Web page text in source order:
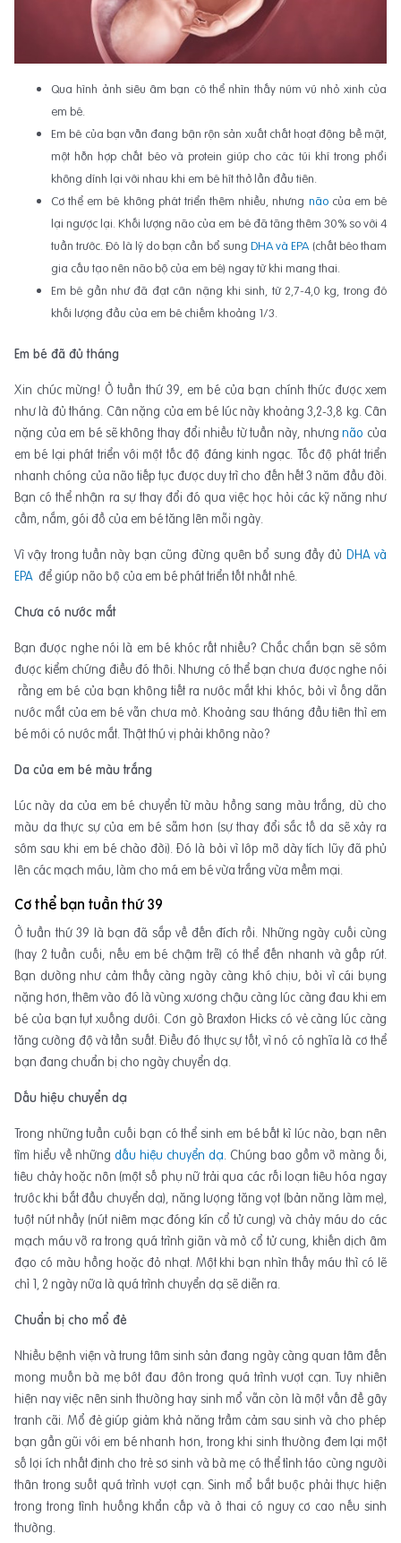
Qua hình ảnh siêu âm bạn có thể nhìn thấy núm vú nhỏ xinh của
em bé.
Em bé của bạn vẫn đang bận rộn sản xuất chất hoạt động bề mặt,
một hỗn hợp chất béo và protein giúp cho các túi khí trong phổi
không dính lại với nhau khi em bé hít thở lần đầu tiên.
Cơ thể em bé không phát triển thêm nhiều, nhưng nãocủa em bé
lại ngược lại. Khối lượng não của em bé đã tăng thêm 30% so với 4
tuần trước. Đó là lý do bạn cần bổ sungDHA và EPA (chất béo tham
gia cấu tạo nên não bộ của em bé) ngay từ khi mang thai.
Em bé gần như đã đạt cân nặng khi sinh, từ 2,7-4,0 kg, trong đó
khối lượng đầu của em bé chiếm khoảng 1/3.
Em bé đã đủ tháng
Xin chúc mừng! Ở tuần thứ 39, em bé của bạn chính thức được xem
như là đủ tháng. Cân nặng của em bé lúc này khoảng 3,2-3,8 kg. Cân
nặng của em bé sẽ không thay đổi nhiều từ tuần này, nhưngnão của
em bé lại phát triển với một tốc độ đáng kinh ngạc. Tốc độ phát triển
nhanh chóng của não tiếp tục được duy trì cho đến hết 3 năm đầu đời.
Bạn có thể nhận ra sự thay đổi đó qua việc học hỏi các kỹ năng như
cầm, nắm, gói đồ của em bé tăng lên mỗi ngày.
Vì vậy trong tuần này bạn cũng đừng quên bổ sung đầy đủ DHA và
EPA để giúp não bộ của em bé phát triển tốt nhất nhé.
Chưa có nước mắt
Bạn được nghe nói là em bé khóc rất nhiều? Chắc chắn bạn sẽ sớm
được kiểm chứng điều đó thôi. Nhưng có thể bạn chưa được nghe nói
rằng em bé của bạn không tiết ra nước mắt khi khóc, bởi vì ống dẫn
nước mắt của em bé vẫn chưa mở. Khoảng sau tháng đầu tiên thì em
bé mới có nước mắt. Thật thú vị phải không nào?
Da của em bé màu trắng
Lúc này da của em bé chuyển từ màu hồng sang màu trắng, dù cho
màu da thực sự của em bé sẫm hơn (sự thay đổi sắc tố da sẽ xảy ra
sớm sau khi em bé chào đời). Đó là bởi vì lớp mỡ dày tích lũy đã phủ
lên các mạch máu, làm cho má em bé vừa trắng vừa mềm mại.
Cơ thể bạn tuần thứ 39
Ở tuần thứ 39 là bạn đã sắp về đến đích rồi. Những ngày cuối cùng
(hay 2 tuần cuối, nếu em bé chậm trễ) có thể đến nhanh và gấp rút.
Bạn dường như cảm thấy càng ngày càng khó chịu, bởi vì cái bụng
nặng hơn, thêm vào đó là vùng xương chậu càng lúc càng đau khi em
bé của bạn tụt xuống dưới. Cơn gò Braxton Hicks có vẻ càng lúc càng
tăng cường độ và tần suất. Điều đó thực sự tốt, vì nó có nghĩa là cơ thể
bạn đang chuẩn bị cho ngày chuyển dạ.
Dấu hiệu chuyển dạ
Trong những tuần cuối bạn có thể sinh em bé bất kì lúc nào, bạn nên
tìm hiểu về những dấu hiệu chuyển dạ. Chúng bao gồm vỡ màng ối,
tiêu chảy hoặc nôn (một số phụ nữ trải qua các rối loạn tiêu hóa ngay
trước khi bắt đầu chuyển dạ), năng lượng tăng vọt (bản năng làm mẹ),
tuột nút nhầy (nút niêm mạc đóng kín cổ tử cung) và chảy máu do các
mạch máu vỡ ra trong quá trình giãn và mở cổ tử cung, khiến dịch âm
đạo có màu hồng hoặc đỏ nhạt. Một khi bạn nhìn thấy máu thì có lẽ
chỉ 1, 2 ngày nữa là quá trình chuyển dạ sẽ diễn ra.
Chuẩn bị cho mổ đẻ
Nhiều bệnh viện và trung tâm sinh sản đang ngày càng quan tâm đến
mong muốn bà mẹ bớt đau đớn trong quá trình vượt cạn. Tuy nhiên
hiện nay việc nên sinh thường hay sinh mổ vẫn còn là một vấn đề gây
tranh cãi. Mổ đẻ giúp giảm khả năng trầm cảm sau sinh và cho phép
bạn gần gũi với em bé nhanh hơn, trong khi sinh thường đem lại một
số lợi ích nhất định cho trẻ sơ sinh và bà mẹ có thể tỉnh táo cùng người
thân trong suốt quá trình vượt cạn. Sinh mổ bắt buộc phải thực hiện
trong trong tình huống khẩn cấp và ở thai có nguy cơ cao nếu sinh
thường.